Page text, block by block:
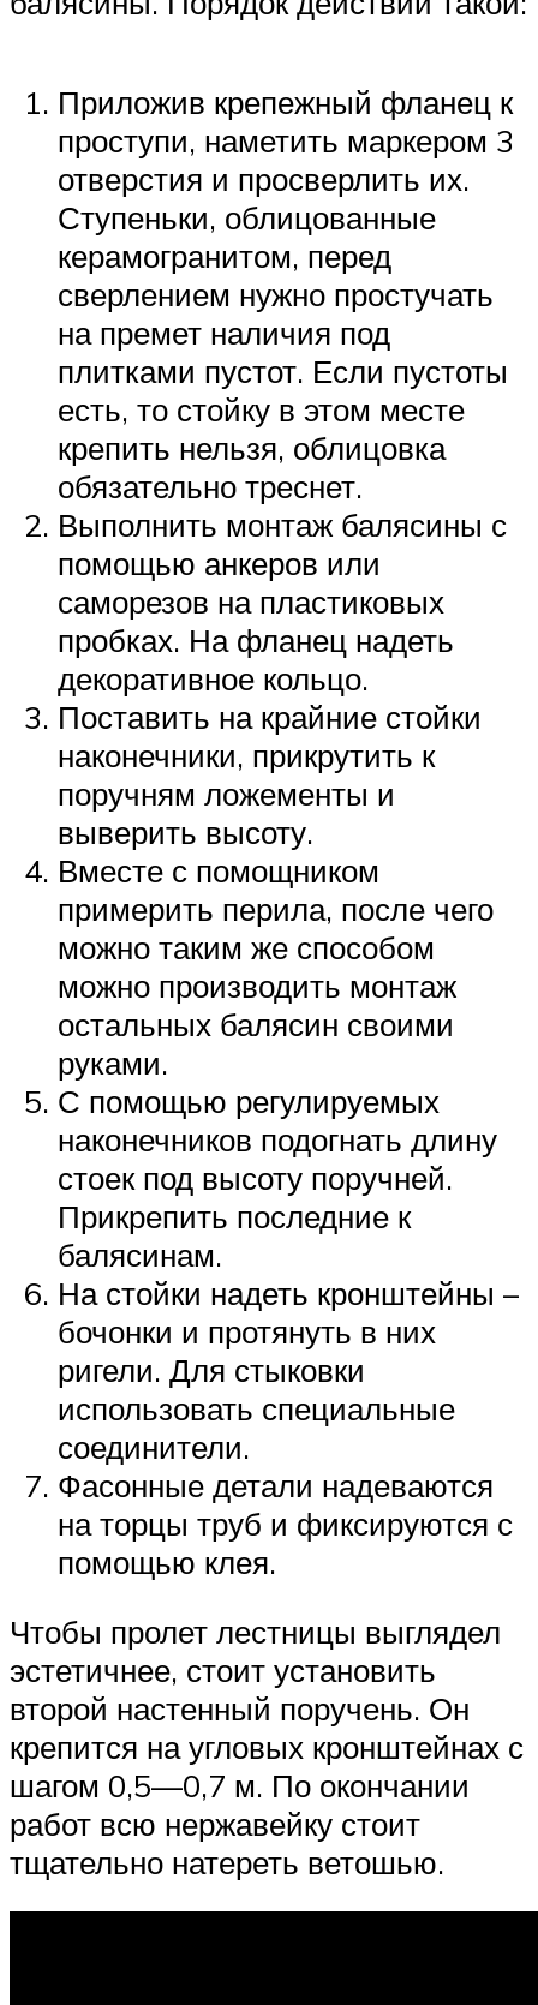
Приложив крепежный фланец к
проступи, наметить маркером 3
отверстия и просверлить их.
Ступеньки, облицованные
керамогранитом, перед
сверлением нужно простучать
на премет наличия под
плитками пустот. Если пустоты
есть, то стойку в этом месте
крепить нельзя, облицовка
обязательно треснет.
Выполнить монтаж балясины с
помощью анкеров или
саморезов на пластиковых
пробках. На фланец надеть
декоративное кольцо.
Поставить на крайние стойки
наконечники, прикрутить к
поручням ложементы и
выверить высоту.
Вместе с помощником
примерить перила, после чего
можно таким же способом
можно производить монтаж
остальных балясин своими
руками.
С помощью регулируемых
наконечников подогнать длину
стоек под высоту поручней.
Прикрепить последние к
балясинам.
На стойки надеть кронштейны –
бочонки и протянуть в них
ригели. Для стыковки
использовать специальные
соединители.
Фасонные детали надеваются
на торцы труб и фиксируются с
помощью клея.
Чтобы пролет лестницы выглядел
эстетичнее, стоит установить
второй настенный поручень. Он
крепится на угловых кронштейнах с
шагом 0,5—0,7 м. По окончании
работ всю нержавейку стоит
тщательно натереть ветошью.